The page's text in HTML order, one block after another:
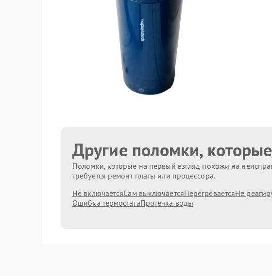
Другие поломки,
Поломки, которые на первый взгляд похожи на
требуется ремонт платы или процессора.
Не включаетсяСам выключаетсяПерегреваетсяНе
Ошибка термостатаПротечка воды